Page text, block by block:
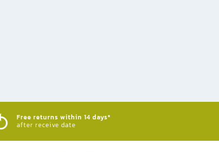
Free returns within 14 days*
after receive date